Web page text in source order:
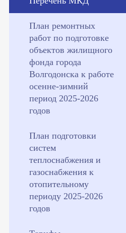
План ремонтных
работ по подготовке
объектов жилищного
фонда города
Волгодонска к работе
осенне-зимний
период 2025-2026
годов
План подготовки
систем
теплоснабжения и
газоснабжения к
отопительному
периоду 2025-2026
годов